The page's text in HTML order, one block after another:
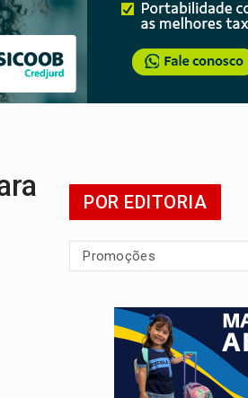
POR EDITORIA